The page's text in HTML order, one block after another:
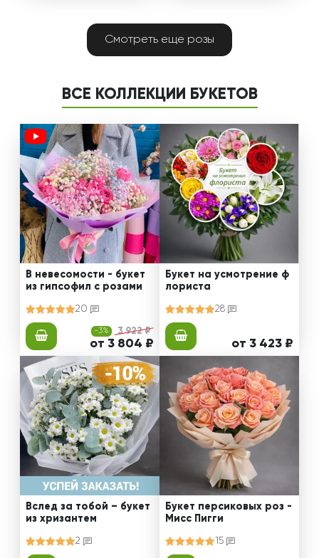
Смотреть еще розы
ВСЕ КОЛЛЕКЦИИ БУКЕТОВ
В невесомости - букет
из гипсофил с розами
20
-3% 3 922 ₽
от 3 804 ₽
Букет на усмотрение ф
лориста
28
от 3 423 ₽
Вслед за тобой – букет
из хризантем
2
Букет персиковых роз -
Мисс Пигги
15